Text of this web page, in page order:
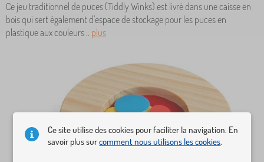
Ce jeu traditionnel de puces (Tiddly Winks) est livré dans une caisse en
bois qui sert également d'espace de stockage pour les puces en
plastique aux couleurs .. plus
Ce site utilise des cookies pour faciliter la navigation. En
savoir plus surcomment nous utilisons les cookies.